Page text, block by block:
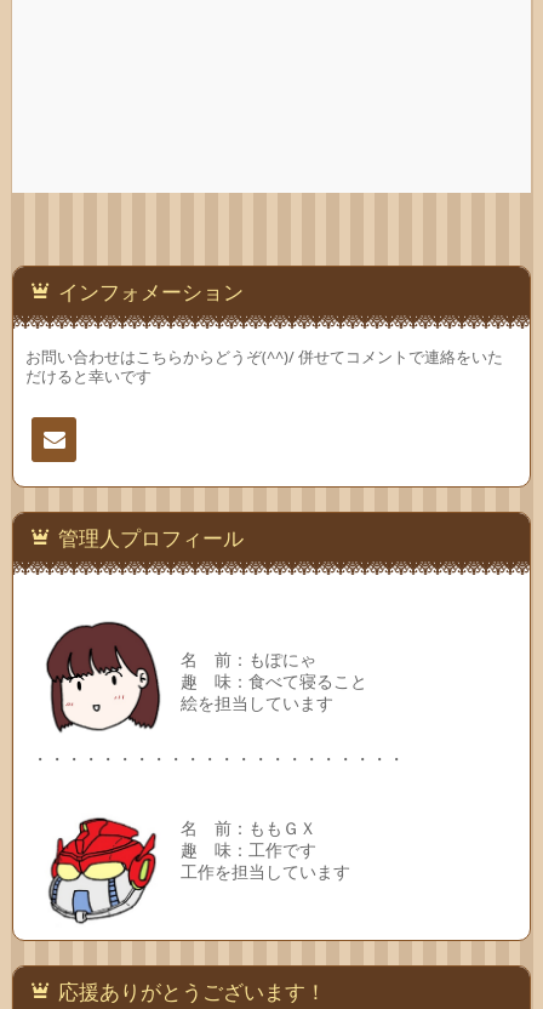
インフォメーション
お問い合わせはこちらからどうぞ(^^)/ 併せてコメントで連絡をいた
だけると幸いです
連絡
先 管理人プロフィール
名 前：もぽにゃ
趣 味：食べて寝ること
絵を担当しています
・・・・・・・・・・・・・・・・・・・・・・
名 前：ももＧＸ
趣 味：工作です
工作を担当しています
応援ありがとうございます！